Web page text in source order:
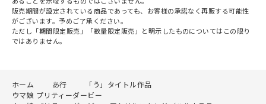
販売期間が設定されている商品であっても、お客様の承諾なく再販する可能性
がございます。予めご了承ください。
ただし「期間限定販売」「数量限定販売」と明示したものについてはこの限り
ではありません。
ホーム あ行
「う」タイトル作品
ウマ娘 プリティーダービー